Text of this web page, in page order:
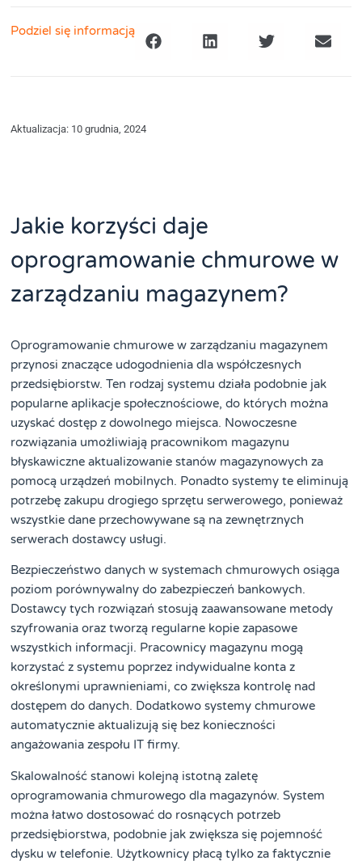
Podziel się informacją
Aktualizacja: 10 grudnia, 2024
Jakie korzyści daje
oprogramowanie chmurowe w
zarządzaniu magazynem?
Oprogramowanie chmurowe w zarządzaniu magazynem
przynosi znaczące udogodnienia dla współczesnych
przedsiębiorstw. Ten rodzaj systemu działa podobnie jak
popularne aplikacje społecznościowe, do których można
uzyskać dostęp z dowolnego miejsca. Nowoczesne
rozwiązania umożliwiają pracownikom magazynu
błyskawiczne aktualizowanie stanów magazynowych za
pomocą urządzeń mobilnych. Ponadto systemy te eliminują
potrzebę zakupu drogiego sprzętu serwerowego, ponieważ
wszystkie dane przechowywane są na zewnętrznych
serwerach dostawcy usługi.
Bezpieczeństwo danych w systemach chmurowych osiąga
poziom porównywalny do zabezpieczeń bankowych.
Dostawcy tych rozwiązań stosują zaawansowane metody
szyfrowania oraz tworzą regularne kopie zapasowe
wszystkich informacji. Pracownicy magazynu mogą
korzystać z systemu poprzez indywidualne konta z
określonymi uprawnieniami, co zwiększa kontrolę nad
dostępem do danych. Dodatkowo systemy chmurowe
automatycznie aktualizują się bez konieczności
angażowania zespołu IT firmy.
Skalowalność stanowi kolejną istotną zaletę
oprogramowania chmurowego dla magazynów. System
można łatwo dostosować do rosnących potrzeb
przedsiębiorstwa, podobnie jak zwiększa się pojemność
dysku w telefonie. Użytkownicy płacą tylko za faktycznie